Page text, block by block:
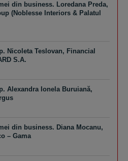
din business. Loredana Preda,
(Noblesse Interiors & Palatul
Nicoleta Teslovan, Financial
S.A.
Alexandra Ionela Buruiană,
din business. Diana Mocanu,
– Gama